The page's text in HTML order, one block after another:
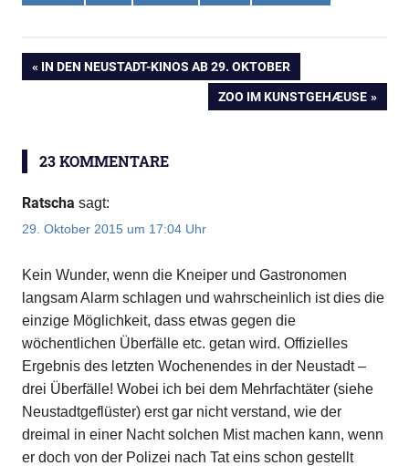
Anzeige
Beitragsnavigation
VORHERIGER
IN DEN NEUSTADT-KINOS AB 29. OKTOBER
NÄCHSTER
ZOO IM KUNSTGEHÆUSE
23 KOMMENTARE
Ratscha sagt:
29. Oktober 2015 um 17:04 Uhr
Kein Wunder, wenn die Kneiper und Gastronomen
langsam Alarm schlagen und wahrscheinlich ist dies die
einzige Möglichkeit, dass etwas gegen die
wöchentlichen Überfälle etc. getan wird. Offizielles
Ergebnis des letzten Wochenendes in der Neustadt –
drei Überfälle! Wobei ich bei dem Mehrfachtäter (siehe
Neustadtgeflüster) erst gar nicht verstand, wie der
dreimal in einer Nacht solchen Mist machen kann, wenn
er doch von der Polizei nach Tat eins schon gestellt